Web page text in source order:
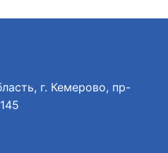
г. Кемерово, пр-